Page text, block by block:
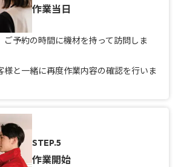
作業当日
ご予約の時間に機材を持って訪問しま
様と一緒に再度作業内容の確認を行いま
STEP.5
作業開始